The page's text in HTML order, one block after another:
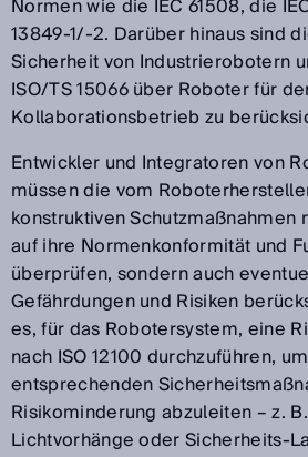
Normen wie die IEC 61508, die
13849-1/-2. Darüber hinaus sind
Sicherheit von Industrierobotern
ISO/TS 15066 über Roboter für
Kollaborationsbetrieb zu
Entwickler und Integratoren von
müssen die vom
konstruktiven Schutzmaßnahmen
auf ihre Normenkonformität und
überprüfen, sondern auch
Gefährdungen und Risiken
es, für das Robotersystem, eine
nach ISO 12100 durchzuführen,
entsprechenden
Risikominderung abzuleiten – z.
Lichtvorhänge oder Sicherheits-